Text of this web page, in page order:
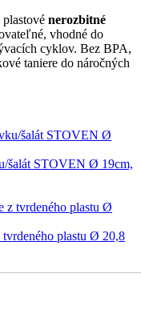
plastové nerozbitné
vhodné do
cyklov. Bez BPA,
taniere do náročných
šalát STOVEN Ø 19cm,
tvrdeného plastu Ø 20,8